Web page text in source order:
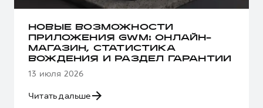
НОВЫЕ ВОЗМОЖНОСТИ
ПРИЛОЖЕНИЯ GWM: ОНЛАЙН-
МАГАЗИН, СТАТИСТИКА
ВОЖДЕНИЯ И РАЗДЕЛ ГАРАНТИИ
13 июля 2026
Читать дальше